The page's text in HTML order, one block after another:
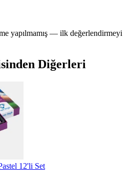
yapılmamış — ilk değerlendirmeyi
Diğerleri
12'li Set